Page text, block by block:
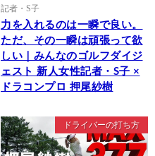
記者・S子
力を入れるのは一瞬で良い。
ただ、その一瞬は頑張って欲
しい｜みんなのゴルフダイジ
ェスト 新人女性記者・S子 ×
ドラコンプロ 押尾紗樹
ドライバーの打ち方